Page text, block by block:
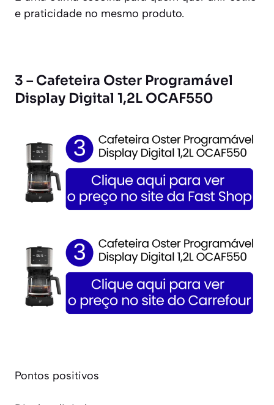
e praticidade no mesmo produto.
3 – Cafeteira Oster Programável
Display Digital 1,2L OCAF550
Pontos positivos